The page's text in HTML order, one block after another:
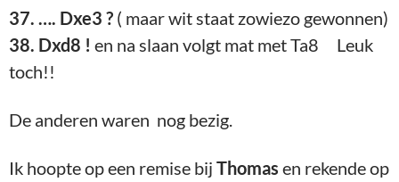
37. …. Dxe3 ? ( maar wit staat zowiezo gewonnen)
38. Dxd8 ! en na slaan volgt mat met Ta8 Leuk
toch!!
De anderen waren nog bezig.
Ik hoopte op een remise bij Thomas en rekende op